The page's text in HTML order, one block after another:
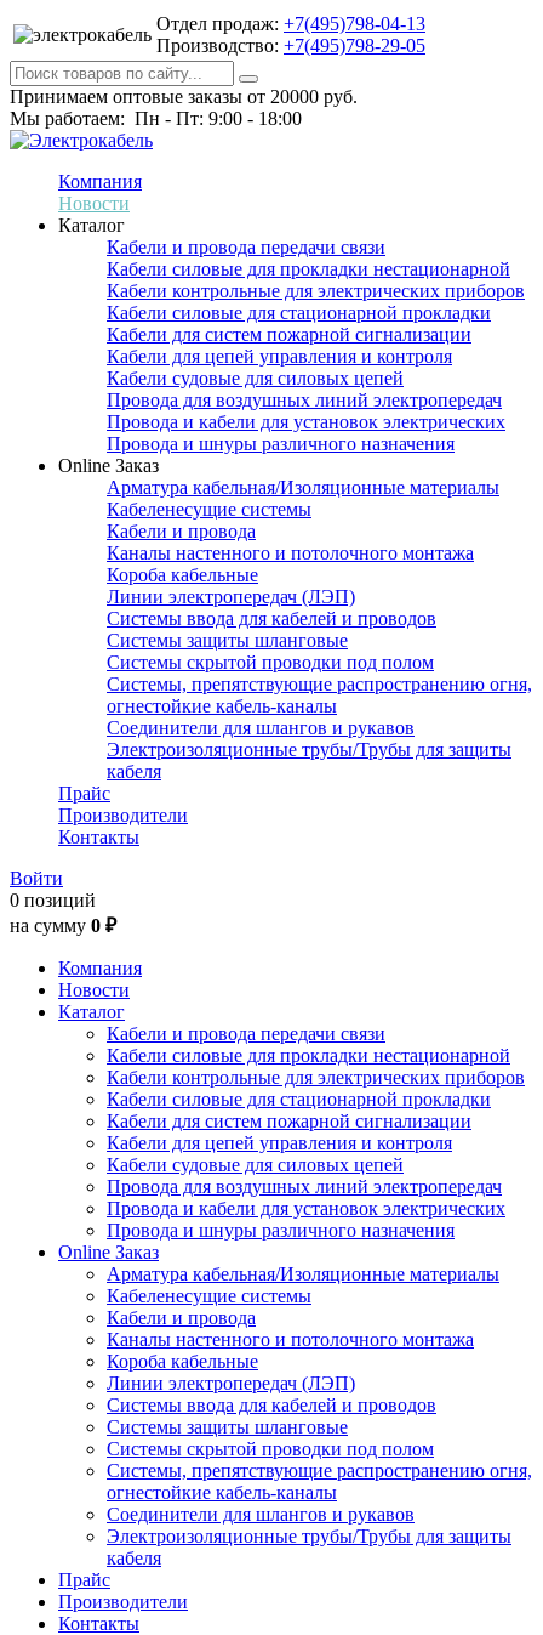
Отдел продаж: +7(495)798-04-13
Производство: +7(495)798-29-05
Принимаем оптовые заказы от 20000 руб.
Мы работаем: Пн - Пт: 9:00 - 18:00
Компания
Новости
Каталог
Кабели и провода передачи связи
Кабели силовые для прокладки нестационарной
Кабели контрольные для электрических приборов
Кабели силовые для стационарной прокладки
Кабели для систем пожарной сигнализации
Кабели для цепей управления и контроля
Кабели судовые для силовых цепей
Провода для воздушных линий электропередач
Провода и кабели для установок электрических
Провода и шнуры различного назначения
Online Заказ
Арматура кабельная/Изоляционные материалы
Кабеленесущие системы
Кабели и провода
Каналы настенного и потолочного монтажа
Короба кабельные
Линии электропередач (ЛЭП)
Системы ввода для кабелей и проводов
Системы защиты шланговые
Системы скрытой проводки под полом
Системы, препятствующие распространению огня,
огнестойкие кабель-каналы
Соединители для шлангов и рукавов
Электроизоляционные трубы/Трубы для защиты
кабеля
Прайс
Производители
Контакты
Войти
0 позиций
на сумму 0 ₽
Компания
Новости
Каталог
Кабели и провода передачи связи
Кабели силовые для прокладки нестационарной
Кабели контрольные для электрических приборов
Кабели силовые для стационарной прокладки
Кабели для систем пожарной сигнализации
Кабели для цепей управления и контроля
Кабели судовые для силовых цепей
Провода для воздушных линий электропередач
Провода и кабели для установок электрических
Провода и шнуры различного назначения
Online Заказ
Арматура кабельная/Изоляционные материалы
Кабеленесущие системы
Кабели и провода
Каналы настенного и потолочного монтажа
Короба кабельные
Линии электропередач (ЛЭП)
Системы ввода для кабелей и проводов
Системы защиты шланговые
Системы скрытой проводки под полом
Системы, препятствующие распространению огня,
огнестойкие кабель-каналы
Соединители для шлангов и рукавов
Электроизоляционные трубы/Трубы для защиты
кабеля
Прайс
Производители
Контакты